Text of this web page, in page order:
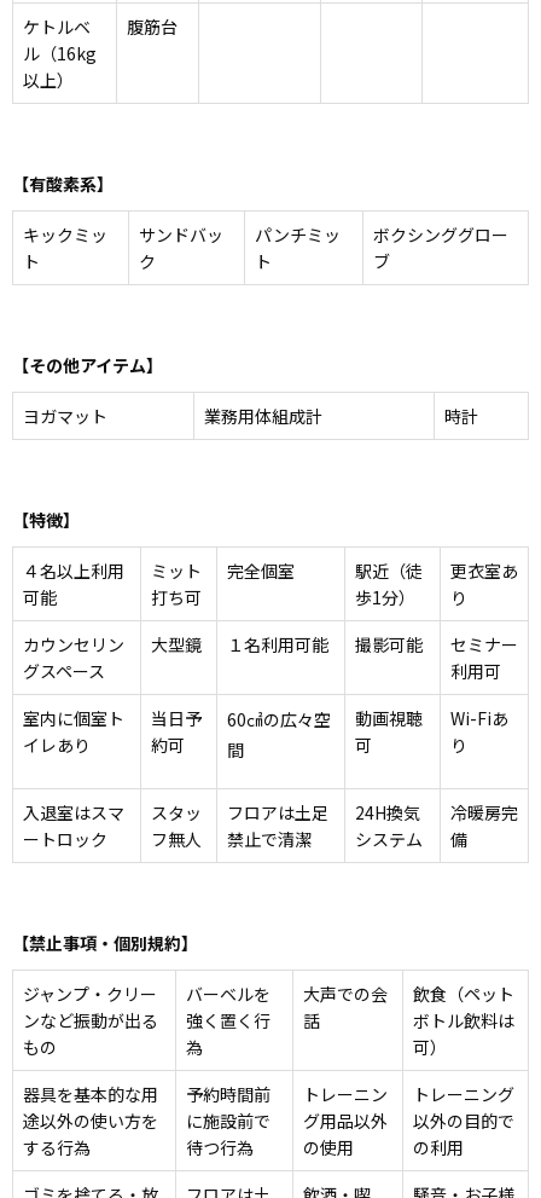
ケトルベ
ル（16kg
以上）
腹筋台
【有酸素系】
キックミッ
ト
サンドバッ
ク
パンチミッ
ト
ボクシンググロー
ブ
【その他アイテム】
ヨガマット 業務用体組成計 時計
【特徴】
４名以上利用
可能
ミット
打ち可
完全個室
駅近（徒
歩1分）
更衣室あ
り
カウンセリン
グスペース
大型鏡 １名利用可能 撮影可能
セミナー
利用可
室内に個室ト
イレあり
当日予
約可
60㎠の広々空
間
動画視聴
可
Wi-Fiあ
り
入退室はスマ
ートロック
スタッ
フ無人
フロアは土足
禁止で清潔
24H換気
システム
冷暖房完
備
【禁止事項・個別規約】
ジャンプ・クリー
ンなど振動が出る
もの
バーベルを
強く置く行
為
大声での会
話
飲食（ペット
ボトル飲料は
可）
器具を基本的な用
途以外の使い方を
する行為
予約時間前
に施設前で
待つ行為
トレーニン
グ用品以外
の使用
トレーニング
以外の目的で
の利用